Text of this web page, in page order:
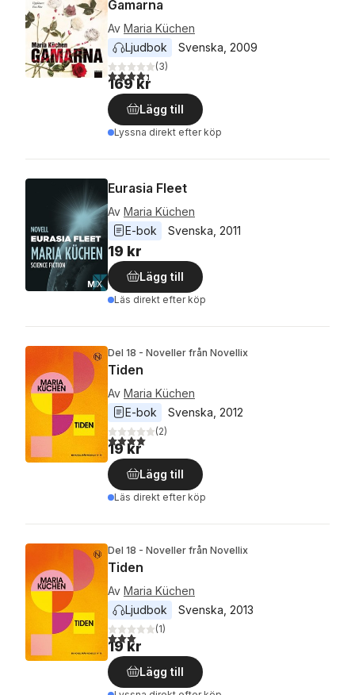
Gamarna
Av Maria Küchen
Ljudbok
Svenska 2009
4,3utav 5 stjärnor. Totalt antal röster:
(3)
169 kr
Lägg till
Lyssna direkt efter köp
Eurasia Fleet
Av Maria Küchen
E-bok
Svenska 2011
19 kr
Lägg till
Läs direkt efter köp
Del 18 - Noveller från Novellix
Tiden
Av Maria Küchen
E-bok
Svenska 2012
4,0utav 5 stjärnor. Totalt antal röster:
(2)
19 kr
Lägg till
Läs direkt efter köp
Del 18 - Noveller från Novellix
Tiden
Av Maria Küchen
Ljudbok
Svenska 2013
3,0utav 5 stjärnor. Totalt antal röster:
(1)
19 kr
Lägg till